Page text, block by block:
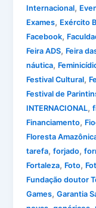
Internacional,
Exames, Exército
Facebook,
Feira ADS, Feira
náutica,
Festival Cultural,
Festival de
INTERNACIONAL,
Financiamento,
Floresta
tarefa,forjado,
Fortaleza, Foto,
Fundação doutor
Games,Garantia